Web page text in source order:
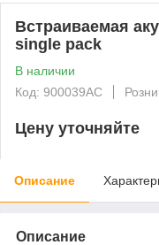
Встраиваемая
single pack
В наличии
Код: 900039AC
Цену уточняйте
Описание
Описание